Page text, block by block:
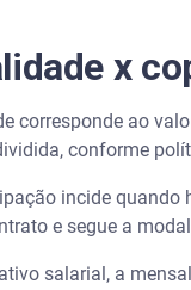
x
corresponde ao
conforme
incide quando
e segue a
salarial, a